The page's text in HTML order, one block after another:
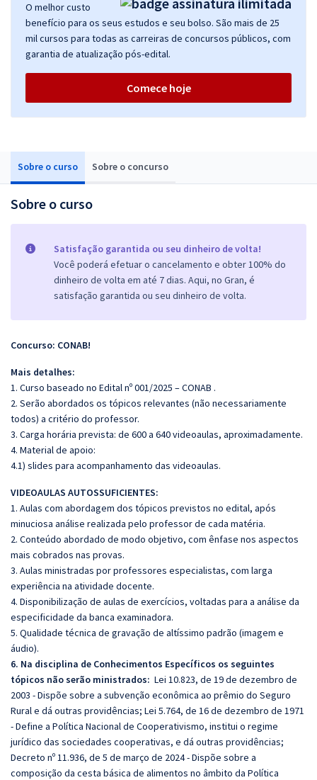
Sobre o curso Sobre o concurso
Sobre o curso
Satisfação garantida ou seu dinheiro de volta!
Você poderá efetuar o cancelamento e obter 100% do
dinheiro de volta em até 7 dias. Aqui, no Gran, é
satisfação garantida ou seu dinheiro de volta.
Concurso: CONAB!
Mais detalhes:
1. Curso baseado no Edital nº 001/2025 – CONAB .
2. Serão abordados os tópicos relevantes (não necessariamente
todos) a critério do professor.
3. Carga horária prevista: de 600 a 640 videoaulas, aproximadamente.
4. Material de apoio:
4.1) slides para acompanhamento das videoaulas.
VIDEOAULAS AUTOSSUFICIENTES:
1. Aulas com abordagem dos tópicos previstos no edital, após
minuciosa análise realizada pelo professor de cada matéria.
2. Conteúdo abordado de modo objetivo, com ênfase nos aspectos
mais cobrados nas provas.
3. Aulas ministradas por professores especialistas, com larga
experiência na atividade docente.
4. Disponibilização de aulas de exercícios, voltadas para a análise da
especificidade da banca examinadora.
5. Qualidade técnica de gravação de altíssimo padrão (imagem e
áudio).
6. Na disciplina de Conhecimentos Específicos os seguintes
tópicos não serão ministrados: Lei 10.823, de 19 de dezembro de
2003 - Dispõe sobre a subvenção econômica ao prêmio do Seguro
Rural e dá outras providências; Lei 5.764, de 16 de dezembro de 1971
- Define a Política Nacional de Cooperativismo, institui o regime
jurídico das sociedades cooperativas, e dá outras providências;
Decreto nº 11.936, de 5 de março de 2024 - Dispõe sobre a
composição da cesta básica de alimentos no âmbito da Política
O melhor custo
benefício para os seus estudos e seu bolso. São mais de 25
mil cursos para todas as carreiras de concursos públicos, com
garantia de atualização pós-edital.
Comece hoje